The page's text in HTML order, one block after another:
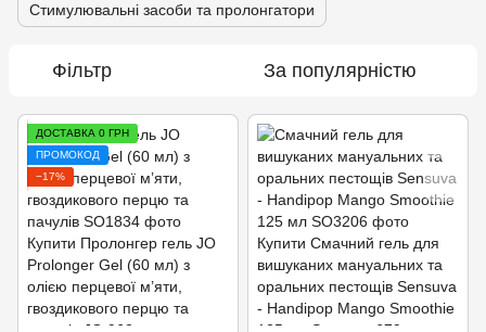
Стимулювальні засоби та пролонгатори
Фільтр За популярністю
ДОСТАВКА 0 ГРН
ПРОМОКОД
−17%